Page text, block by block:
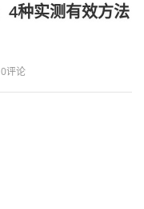
4种实测有效方法
0评论